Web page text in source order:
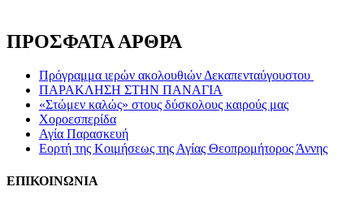
ΠΡΟΣΦΑΤΑ ΑΡΘΡΑ
Πρόγραμμα ιερών ακολουθιών Δεκαπενταύγουστου
ΠΑΡΑΚΛΗΣΗ ΣΤΗΝ ΠΑΝΑΓΙΑ
«Στώμεν καλώς» στους δύσκολους καιρούς μας
Xοροεσπερίδα
Αγία Παρασκευή
Eορτή της Κοιμήσεως της Αγίας Θεοπρομήτορος Άννης
ΕΠΙΚΟΙΝΩΝΙΑ